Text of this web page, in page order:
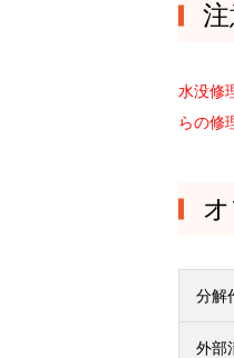
水没修
らの修
分解
外部